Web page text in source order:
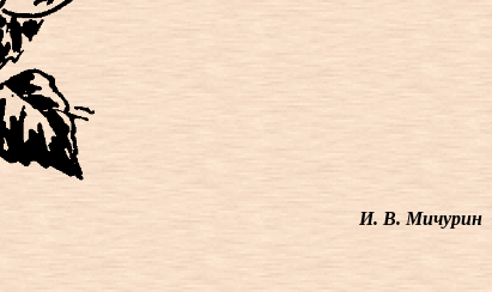
И. В. Мичурин